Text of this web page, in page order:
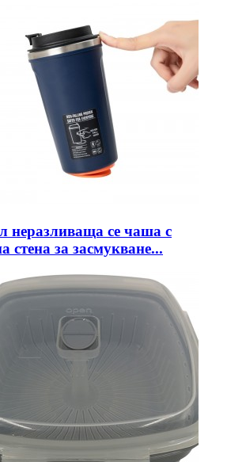
неразливаща се чаша с
стена за засмукване...